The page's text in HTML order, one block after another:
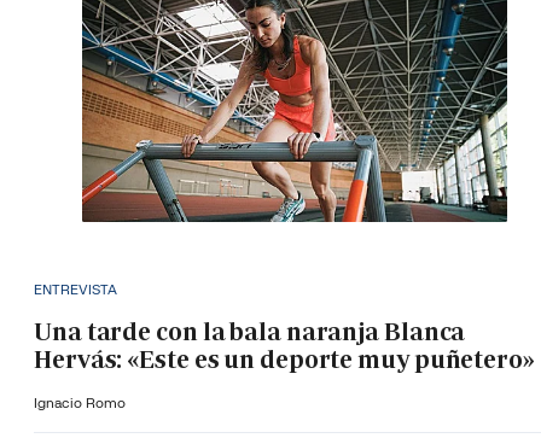
ENTREVISTA
Una tarde con la bala naranja Blanca
Hervás: «Este es un deporte muy puñetero»
Ignacio Romo